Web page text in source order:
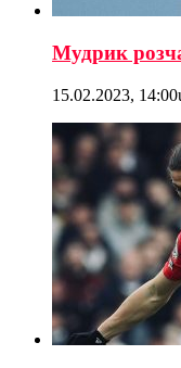
Мудрик
15.02.2023, 14:00